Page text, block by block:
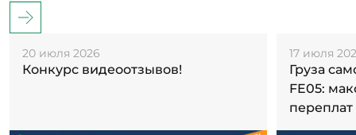
20 июля 2026
Конкурс видеоотзывов!
17 июля
Груза
FE05:
переплат